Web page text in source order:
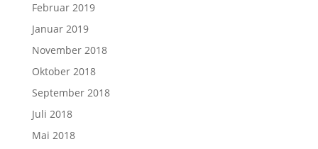
Februar 2019
Januar 2019
November 2018
Oktober 2018
September 2018
Juli 2018
Mai 2018